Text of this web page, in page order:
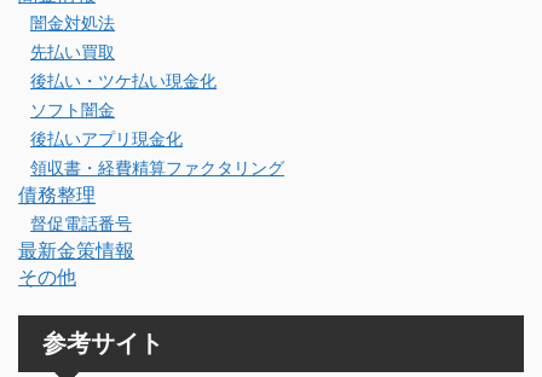
闇金対処法
先払い買取
後払い・ツケ払い現金化
ソフト闇金
後払いアプリ現金化
領収書・経費精算ファクタリング
債務整理
督促電話番号
最新金策情報
その他
参考サイト